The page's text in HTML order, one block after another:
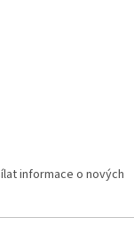
informace o nových